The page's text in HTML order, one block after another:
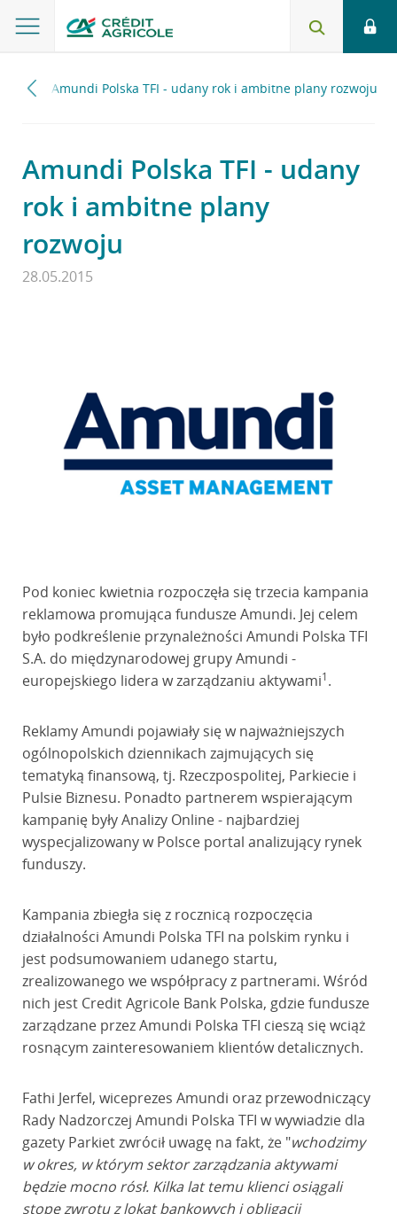
Amundi Polska TFI - udany rok i ambitne plany rozwoju
Amundi Polska TFI - udany
rok i ambitne plany
rozwoju
28.05.2015
Pod koniec kwietnia rozpoczęła się trzecia kampania
reklamowa promująca fundusze Amundi. Jej celem
było podkreślenie przynależności Amundi Polska TFI
S.A. do międzynarodowej grupy Amundi -
europejskiego lidera w zarządzaniu aktywami1.
Reklamy Amundi pojawiały się w najważniejszych
ogólnopolskich dziennikach zajmujących się
tematyką finansową, tj. Rzeczpospolitej, Parkiecie i
Pulsie Biznesu. Ponadto partnerem wspierającym
kampanię były Analizy Online - najbardziej
wyspecjalizowany w Polsce portal analizujący rynek
funduszy.
Kampania zbiegła się z rocznicą rozpoczęcia
działalności Amundi Polska TFI na polskim rynku i
jest podsumowaniem udanego startu,
zrealizowanego we współpracy z partnerami. Wśród
nich jest Credit Agricole Bank Polska, gdzie fundusze
zarządzane przez Amundi Polska TFI cieszą się wciąż
rosnącym zainteresowaniem klientów detalicznych.
Fathi Jerfel, wiceprezes Amundi oraz przewodniczący
Rady Nadzorczej Amundi Polska TFI w wywiadzie dla
gazety Parkiet zwrócił uwagę na fakt, że "wchodzimy
w okres, w którym sektor zarządzania aktywami
będzie mocno rósł. Kilka lat temu klienci osiągali
stopę zwrotu z lokat bankowych i obligacji